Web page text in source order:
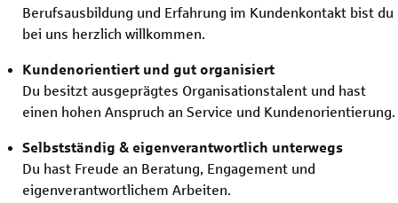
Berufsausbildung und Erfahrung im Kundenkontakt bist du
bei uns herzlich willkommen.
Kundenorientiert und gut organisiert
Du besitzt ausgeprägtes Organisationstalent und hast
einen hohen Anspruch an Service und Kundenorientierung.
Selbstständig & eigenverantwortlich unterwegs
Du hast Freude an Beratung, Engagement und
eigenverantwortlichem Arbeiten.